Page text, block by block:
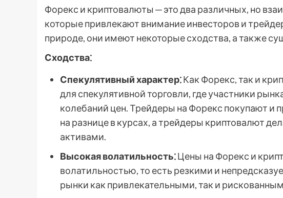
Форекс и криптовалюты ─ это два различных, но
которые привлекают внимание инвесторов и
природе, они имеют некоторые сходства, а также
Сходства⁚
Спекулятивный характер⁚Как Форекс, так и
для спекулятивной торговли, где участники
колебаний цен. Трейдеры на Форекс покупают и
на разнице в курсах, а трейдеры криптовалют
активами.
Высокая волатильность⁚Цены на Форекс и
волатильностью, то есть резкими и
рынки как привлекательными, так и